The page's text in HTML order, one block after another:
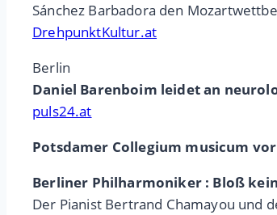
Sánchez Barbadora den
DrehpunktKultur.at
Berlin
Daniel Barenboim leidet an
puls24.at
Potsdamer Collegium musicum
Berliner Philharmoniker : Bloß
Der Pianist Bertrand Chamayou und